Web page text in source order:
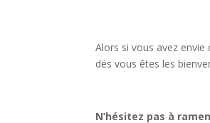
Alors si vous avez
dés vous êtes les
N’hésitez pas à